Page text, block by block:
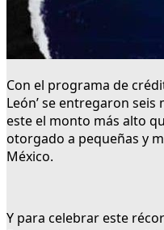
Con el programa de
León’ se entregaron
este el monto más alto
otorgado a pequeñas y
México.
Y para celebrar este